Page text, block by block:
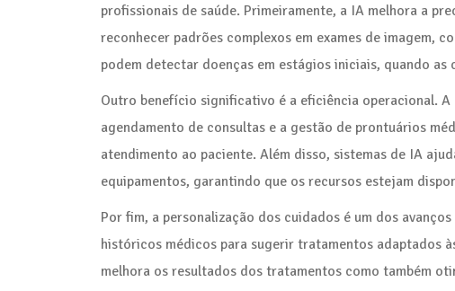
profissionais de saúde. Primeiramente, a IA melhora a
reconhecer padrões complexos em exames de imagem,
podem detectar doenças em estágios iniciais, quando
Outro benefício significativo é a eficiência operacional.
agendamento de consultas e a gestão de prontuários
atendimento ao paciente. Além disso, sistemas de IA
equipamentos, garantindo que os recursos estejam
Por fim, a personalização dos cuidados é um dos
históricos médicos para sugerir tratamentos adaptados
melhora os resultados dos tratamentos como também